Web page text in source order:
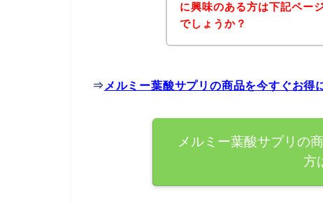
に興味のある方は下記ペー
でしょうか？
⇒ メルミー葉酸サプリの商品を今すぐお得
メルミー葉酸サプリの
方